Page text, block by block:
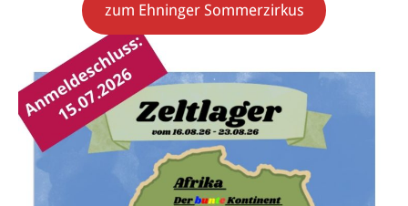
zum Ehninger Sommerzirkus